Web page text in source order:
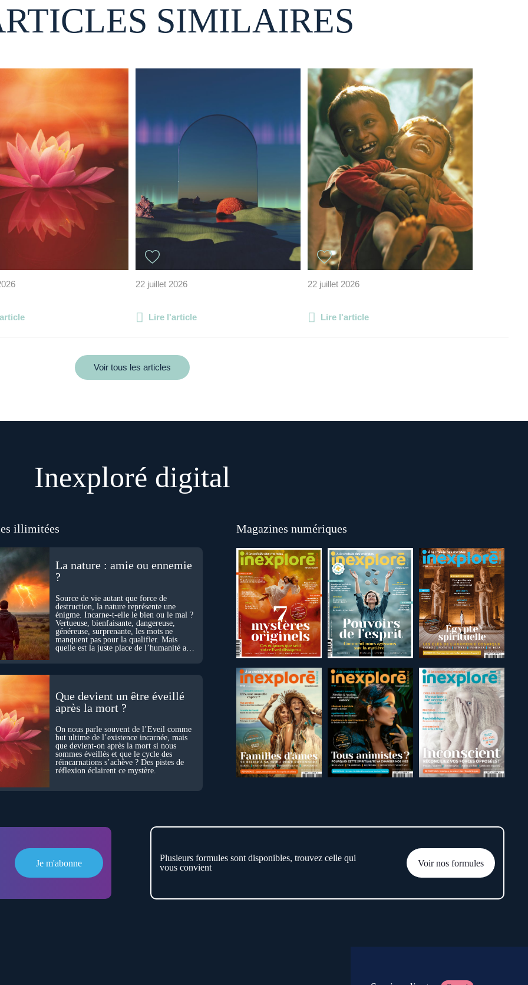
SIMILAIRES
22 juillet 2026
Lire l'article
22 juillet 2026
Lire l'article
Voir tous les articles
Inexploré digital
illimitées
La nature : amie ou ennemie
?
Source de vie autant que force de
destruction, la nature représente une
énigme. Incarne-t-elle le bien ou le mal ?
Vertueuse, bienfaisante, dangereuse,
généreuse, surprenante, les mots ne
manquent pas pour la qualifier. Mais
quelle est la juste place de l’humanité au
Que devient un être éveillé
après la mort ?
On nous parle souvent de l’Éveil comme
but ultime de l’existence incarnée, mais
que devient-on après la mort si nous
sommes éveillés et que le cycle des
réincarnations s’achève ? Des pistes de
réflexion éclairent ce mystère.
Magazines numériques
Je m'abonne
Plusieurs formules sont disponibles, trouvez celle qui
vous convient
Voir nos formules